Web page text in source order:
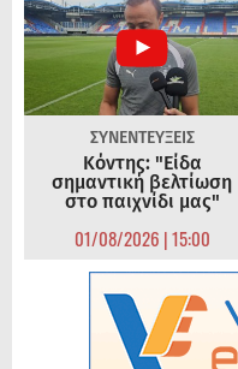
ΣΥΝΕΝΤΕΥΞΕΙΣ
Κόντης: "Είδα
σημαντική βελτίωση
στο παιχνίδι μας"
01/08/2026 | 15:00